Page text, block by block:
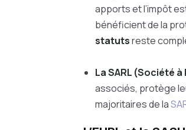
apports et l’impôt
bénéficient de la
statutsreste
La SARL (Société
associés, protège
majoritaires de la